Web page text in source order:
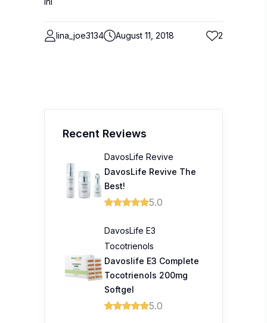
lina_joe3134 August 11, 2018 2
Recent Reviews
DavosLife Revive
DavosLife Revive The
Best!
5.0
DavosLife E3
Tocotrienols
Davoslife E3 Complete
Tocotrienols 200mg
Softgel
5.0